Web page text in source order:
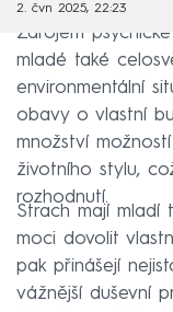
2. čvn 2025, 22:23
Zdrojem
mladé také
environmentální
obavy o vlastní
množství
životního stylu,
rozhodnutí.
Strach mají mladí
moci dovolit
pak přinášejí
vážnější duševní